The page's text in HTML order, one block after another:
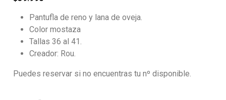
Pantufla de reno y lana de oveja.
Color mostaza
Tallas 36 al 41.
Creador: Rou.
Puedes reservar si no encuentras tu nº disponible.